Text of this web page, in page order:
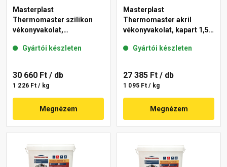
Masterplast
Thermomaster szilikon
vékonyvakolat,
15-D 25 kg
Gyártói készleten
30 660 Ft / db
1 226 Ft / kg
Megnézem
Masterplast
Thermomaster akril
vékonyvakolat, kapart 1,5
Gyártói készleten
27 385 Ft / db
1 095 Ft / kg
Megnézem